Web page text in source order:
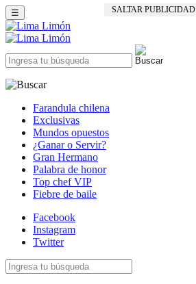
SALTAR PUBLICIDAD
☰
Farandula chilena
Exclusivas
Mundos opuestos
¿Ganar o Servir?
Gran Hermano
Palabra de honor
Top chef VIP
Fiebre de baile
Facebook
Instagram
Twitter